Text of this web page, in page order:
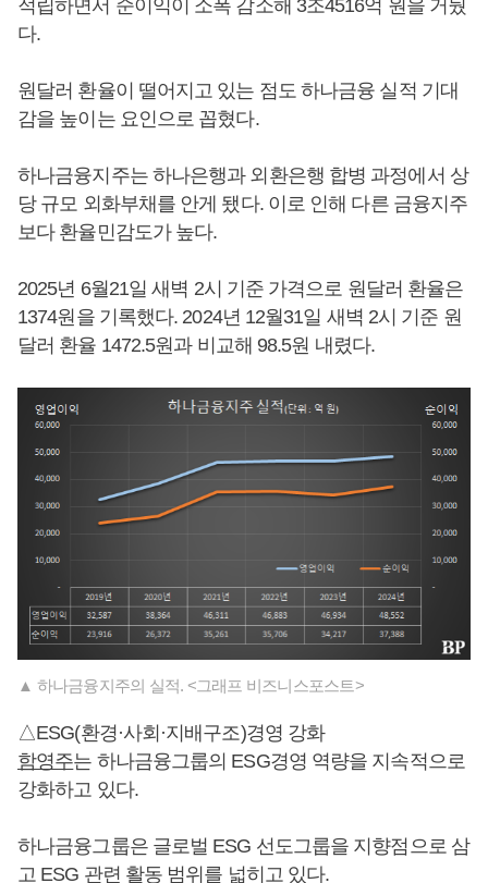
적립하면서 순이익이 소폭 감소해 3조4516억 원을 거뒀
다.
원달러 환율이 떨어지고 있는 점도 하나금융 실적 기대
감을 높이는 요인으로 꼽혔다.
하나금융지주는 하나은행과 외환은행 합병 과정에서 상
당 규모 외화부채를 안게 됐다. 이로 인해 다른 금융지주
보다 환율민감도가 높다.
2025년 6월21일 새벽 2시 기준 가격으로 원달러 환율은
1374원을 기록했다. 2024년 12월31일 새벽 2시 기준 원
달러 환율 1472.5원과 비교해 98.5원 내렸다.
▲ 하나금융지주의 실적. <그래프 비즈니스포스트>
△ESG(환경·사회·지배구조)경영 강화
함영주는 하나금융그룹의 ESG경영 역량을 지속적으로
강화하고 있다.
하나금융그룹은 글로벌 ESG 선도그룹을 지향점으로 삼
고 ESG 관련 활동 범위를 넓히고 있다.